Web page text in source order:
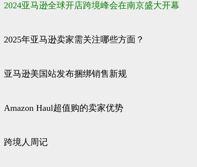
2024亚马逊全球开店跨境峰会在南京盛大开幕
2025年亚马逊卖家需关注哪些方面？
亚马逊美国站发布捆绑销售新规
Amazon Haul超值购的卖家优势
跨境人周记